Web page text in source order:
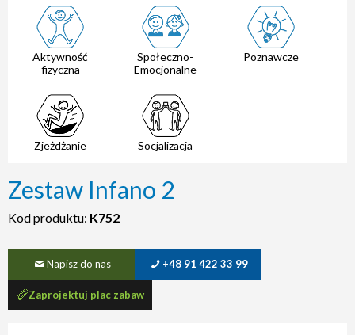
Aktywność
fizyczna
Społeczno-
Emocjonalne
Poznawcze
Zjeżdżanie Socjalizacja
Zestaw Infano 2
Kod produktu: K752
Napisz do nas +48 91 422 33 99
Zaprojektuj plac zabaw